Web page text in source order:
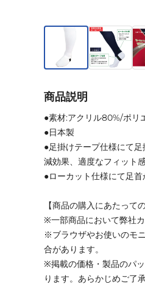
商品説明
●素材:アクリル80%/ポリ
●日本製
●足掛けテープ仕様にて
減効果、適度なフィット
●ローカット仕様にて足
【商品の購入にあたって
※一部商品において弊社
※ブラウザやお使いのモ
合があります。
※掲載の価格・製品のパ
ります。あらかじめご了